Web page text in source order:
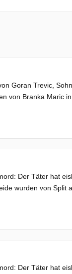
Goran Trevic,
von Branka Maric
Der Täter hat
wurden von Split
Der Täter hat